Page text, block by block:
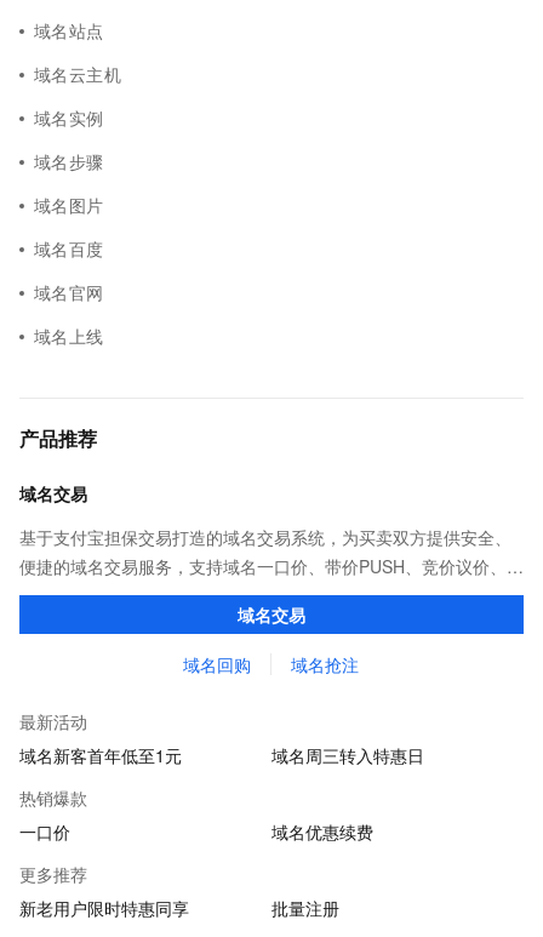
域名站点
域名云主机
域名实例
域名步骤
域名图片
域名百度
域名官网
域名上线
产品推荐
域名交易
基于支付宝担保交易打造的域名交易系统，为买卖双方提供安全、
便捷的域名交易服务，支持域名一口价、带价PUSH、竞价议价、域
名抢注、域名回购等多种交易方式。买卖域名，像淘宝一样简单！
域名交易
域名回购 域名抢注
最新活动
域名新客首年低至1元
域名周三转入特惠日
热销爆款
一口价
域名优惠续费
更多推荐
新老用户限时特惠同享
批量注册